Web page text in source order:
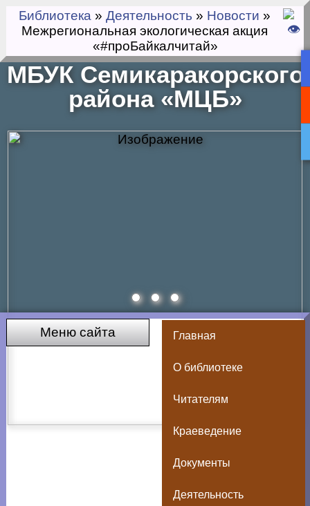
Библиотека » Деятельность » Новости »
Межрегиональная экологическая акция
«#проБайкалчитай»
МБУК Семикаракорского
района «МЦБ»
Меню сайта Главная
О библиотеке
Читателям
Краеведение
Документы
Деятельность